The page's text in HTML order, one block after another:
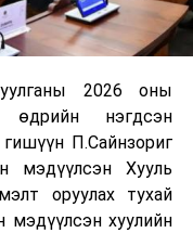
2026 оны
өдрийн нэгдсэн
П.Сайнзориг
мэдүүлсэн Хууль
оруулах тухай
мэдүүлсэн хуулийн